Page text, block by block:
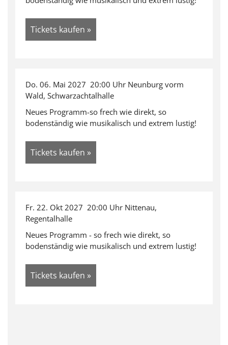
Tickets kaufen »
Do. 06. Mai 2027 20:00 Uhr Neunburg vorm
Wald, Schwarzachtalhalle
Neues Programm-so frech wie direkt, so
bodenständig wie musikalisch und extrem lustig!
Tickets kaufen »
Fr. 22. Okt 2027 20:00 Uhr Nittenau,
Regentalhalle
Neues Programm - so frech wie direkt, so
bodenständig wie musikalisch und extrem lustig!
Tickets kaufen »